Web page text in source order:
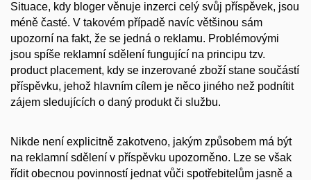
Situace, kdy bloger věnuje inzerci celý svůj příspěvek, jsou
méně časté. V takovém případě navíc většinou sám
upozorní na fakt, že se jedná o reklamu. Problémovými
jsou spíše reklamní sdělení fungující na principu tzv.
product placement, kdy se inzerované zboží stane součástí
příspěvku, jehož hlavním cílem je něco jiného než podnítit
zájem sledujících o daný produkt či službu.
Nikde není explicitně zakotveno, jakým způsobem má být
na reklamní sdělení v příspěvku upozorněno. Lze se však
řídit obecnou povinností jednat vůči spotřebitelům jasně a